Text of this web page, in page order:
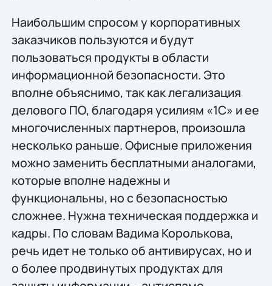
Наибольшим спросом у корпоративных
заказчиков пользуются и будут
пользоваться продукты в области
информационной безопасности. Это
вполне объяснимо, так как легализация
делового ПО, благодаря усилиям «1С» и ее
многочисленных партнеров, произошла
несколько раньше. Офисные приложения
можно заменить бесплатными аналогами,
которые вполне надежны и
функциональны, но с безопасностью
сложнее. Нужна техническая поддержка и
кадры. По словам Вадима Королькова,
речь идет не только об антивирусах, но и
о более продвинутых продуктах для